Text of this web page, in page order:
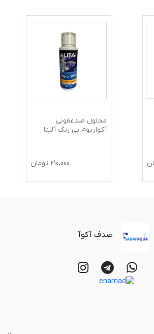
محلول ضدعفونی
آکواریوم بی رنگ آلیتا
210,000 تومان
صدف آکوآ